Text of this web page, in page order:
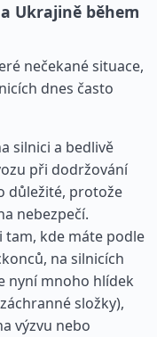
Ukrajině během
nečekané situace,
dnes často
silnici a bedlivě
při dodržování
důležité, protože
nebezpečí.
kde máte podle
na silnicích
nyní mnoho hlídek
složky),
výzvu nebo